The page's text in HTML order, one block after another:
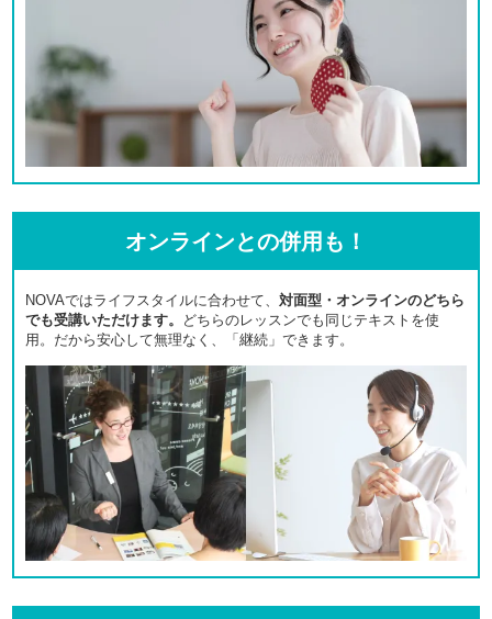
オンラインとの併用も！
NOVAではライフスタイルに合わせて、 対面型・オンラインのどちら
でも受講いただけます。
どちらのレッスンでも同じテキストを使
用。だから安心して無理なく、「継続」できます。